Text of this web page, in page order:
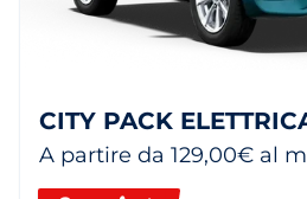
CITY PACK
A partire da 129,00€ al